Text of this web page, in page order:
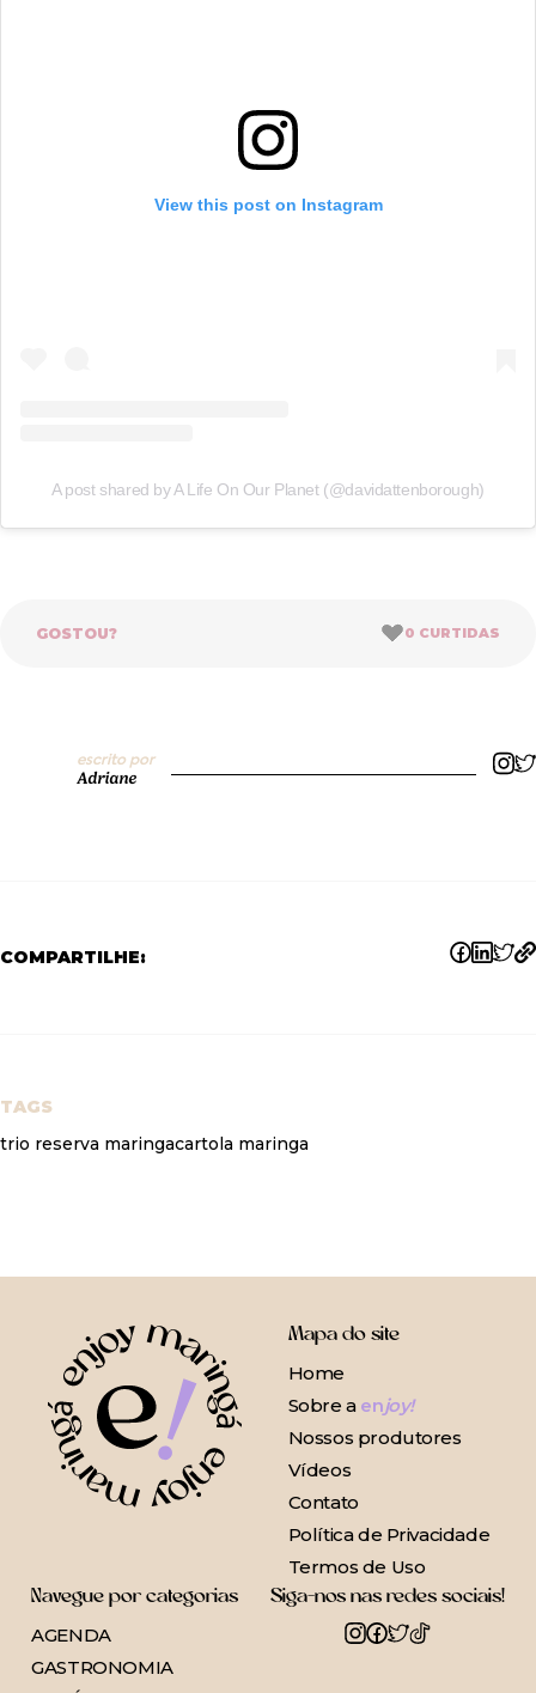
View this post on Instagram
A post shared by A Life On Our Planet (@davidattenborough)
GOSTOU? 0 CURTIDAS
escrito por
Adriane
COMPARTILHE:
TAGS
trio reserva maringacartola maringa
Mapa do site
Home
Sobre a enjoy!
Nossos produtores
Vídeos
Contato
Política de Privacidade
Termos de Uso
Navegue por categorias
AGENDA
GASTRONOMIA
Siga-nos nas redes sociais!